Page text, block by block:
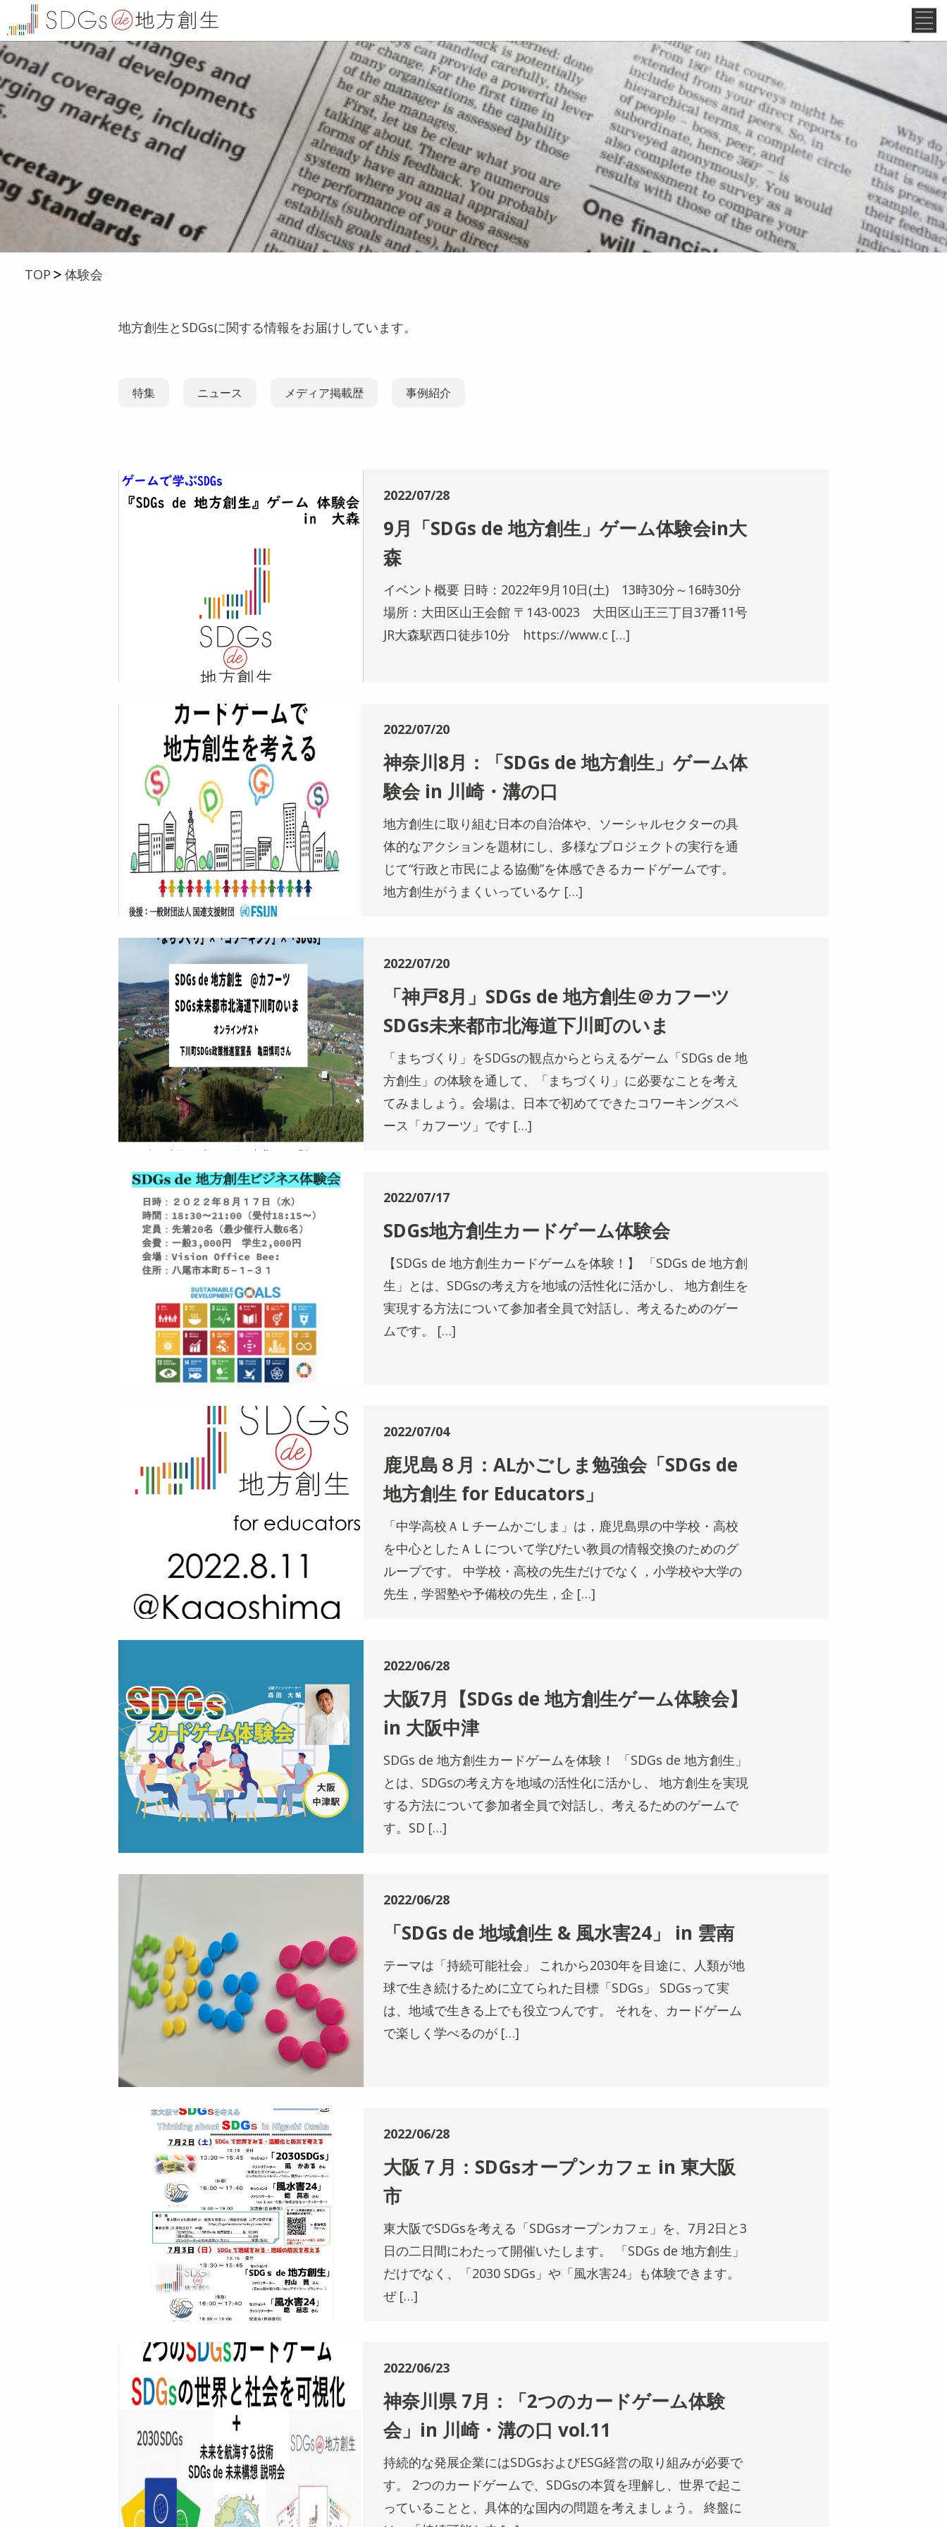
TOP 体験会
地方創生とSDGsに関する情報をお届けしています。
特集 ニュース メディア掲載歴 事例紹介
2022/07/28
9月「SDGs de 地方創生」ゲーム体験会in大
森
イベント概要 日時：2022年9月10日(土) 13時30分～16時30分
場所：大田区山王会館 〒143-0023 大田区山王三丁目37番11号
JR大森駅西口徒歩10分 https://www.c […]
2022/07/20
神奈川8月：「SDGs de 地方創生」ゲーム体
験会 in 川崎・溝の口
地方創生に取り組む日本の自治体や、ソーシャルセクターの具
体的なアクションを題材にし、多様なプロジェクトの実行を通
じて“行政と市民による協働”を体感できるカードゲームです。
地方創生がうまくいっているケ […]
2022/07/20
「神戸8月」SDGs de 地方創生＠カフーツ
SDGs未来都市北海道下川町のいま
「まちづくり」をSDGsの観点からとらえるゲーム「SDGs de 地
方創生」の体験を通して、「まちづくり」に必要なことを考え
てみましょう。会場は、日本で初めてできたコワーキングスペ
ース「カフーツ」です […]
2022/07/17
SDGs地方創生カードゲーム体験会
【SDGs de 地方創生カードゲームを体験！】 「SDGs de 地方創
生」とは、SDGsの考え方を地域の活性化に活かし、 地方創生を
実現する方法について参加者全員で対話し、考えるためのゲー
ムです。 […]
2022/07/04
鹿児島８月：ALかごしま勉強会「SDGs de
地方創生 for Educators」
「中学高校ＡＬチームかごしま」は，鹿児島県の中学校・高校
を中心としたＡＬについて学びたい教員の情報交換のためのグ
ループです。 中学校・高校の先生だけでなく，小学校や大学の
先生，学習塾や予備校の先生，企 […]
2022/06/28
大阪7月【SDGs de 地方創生ゲーム体験会】
in 大阪中津
SDGs de 地方創生カードゲームを体験！ 「SDGs de 地方創生」
とは、SDGsの考え方を地域の活性化に活かし、 地方創生を実現
する方法について参加者全員で対話し、考えるためのゲームで
す。SD […]
2022/06/28
「SDGs de 地域創生 & 風水害24」 in 雲南
テーマは「持続可能社会」 これから2030年を目途に、人類が地
球で生き続けるために立てられた目標「SDGs」 SDGsって実
は、地域で生きる上でも役立つんです。 それを、カードゲーム
で楽しく学べるのが […]
2022/06/28
大阪７月：SDGsオープンカフェ in 東大阪
市
東大阪でSDGsを考える「SDGsオープンカフェ」を、7月2日と3
日の二日間にわたって開催いたします。 「SDGs de 地方創生」
だけでなく、「2030 SDGs」や「風水害24」も体験できます。
ぜ […]
2022/06/23
神奈川県 7月：「2つのカードゲーム体験
会」in 川崎・溝の口 vol.11
持続的な発展企業にはSDGsおよびESG経営の取り組みが必要で
す。 2つのカードゲームで、SDGsの本質を理解し、世界で起こ
っていることと、具体的な国内の問題を考えましょう。 終盤に